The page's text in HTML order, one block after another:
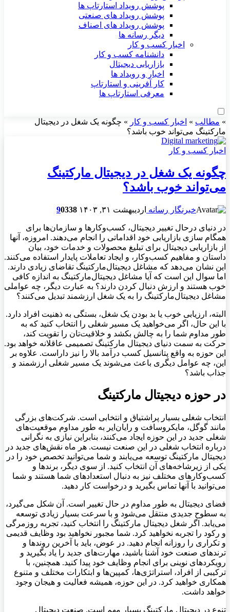
پوشش رویداد استارتاپ ها
پوشش رویداد های صنعتی
پوشش رویداد های اصناف
دیگر رسانه ها
اخبار کسب و کار
دانشنامه کسب و کار
بازاریابی دیجیتال
اخبار و رویداد ها
کار آفرینی و استارتاپ
معرفی استارتاپ ها
» مطالب » اخبار کسب و کار » چگونه یک شغل در دیجیتال
مارکتینگ می‌تواند خوب باشد؟
اخبار کسب و کار
چگونه یک شغل در دیجیتال مارکتینگ
می‌تواند خوب باشد؟
خبرنگار رسانه اردیبهشت ۳۱, ۱۴۰۳ 90338
در دنیای درحال تغییر دیجیتال، کسب‌وکارها و سازمان‌ها برای
همگام سازی بازاریابی خود اقداماتی را انجام می‌دهند. امروزه، آنها
از بازاریابی دیجیتال برای تبلیغ محصولات و خدمات خود، بیان
داستان و مفاهیم کسب‌وکار، و ایجاد تعاملات پایدار استفاده می‌کنند.
این نشان می‌دهد که مشاغل دیجیتال‌مارکتینگ تقاضای زیادی دارند.
اما سوال این است که آیا مشاغل دیجیتال‌مارکتینگ به اندازه کافی
خوب هستند و ارزش دنبال کردن دارند؟ به عبارت دیگر، چه عواملی
مشاغل دیجیتال‌مارکتینگ را به یک شغل ارزشمند تبدیل می‌کنند؟
البته، ارزیابی خوب یا بد بودن یک شغل، بستگی به ذهنیت افراد دارد.
با این حال، اگر می‌خواهید یک مسیر شغلی را انتخاب کنید که به
طور مداوم شما را به چالش بکشد و خلاقیت‌تان را تقویت کند،
حرکت به سمت دنیای دیجیتال مارکتینگ تصمیمی عاقلانه خواهد بود.
این حوزه به واقع پتانسیل کسب درآمد بالا را نیز داراست. علاوه بر
این، چه عوامل دیگری باعث می‌شوند یک مسیر شغلی ارزشمند و
جذاب باشد؟
در حوزه دیجیتال مارکتینگ
انتخاب شغلی بسیار پراشتیاق و انتخابی است. شرکت‌های بزرگی
مانند گوگل، مایکروسافت و رایان‌ایر به طور مداوم موقعیت‌های
شغلی جدید در این حوزه ایجاد می‌کنند، بنابراین نیازی به نگرانی
درباره انتخاب شغلی در این صنعت نیست. هر ماه نقش‌های جدید در
دیجیتال مارکتینگ توسعه می‌یابند و شما می‌توانید تخصص خود را در
یکی از زیرشاخه‌های آن انتخاب کنید. از سوی دیگر، برندها و
کسب‌وکارهای مختلف نیز به دنبال استعدادهای شما هستند و شما
می‌توانید با آنها تماس بگیرید و درخواست کار دهید.
فضای دیجیتال به طور مداوم در حال تغییر است. آن شکل می‌گیرد،
به سطوح جدیدی منتقل می‌شود و با سرعت بسیار زیادی توسعه
می‌یابد. اگر شغل دیجیتال مارکتینگ را انتخاب کنید، تجربه روزمرگی
و رکود را تجربه نخواهید کرد. شما مجبور نخواهید بود وظایف قدیمی
و تکراری را روزانه انجام دهید. در عوض، باید با آخرین روند‌ها و
ترندهای صنعت خود آشنا باشید، مهارت‌های جدید را یاد بگیرید و
رویکرد‌های نوینی برای انجام وظایف خود پیدا کنید. همچنین، با
ترکیبی از افراد، استراتژی‌ها، کمپین‌ها و ابتکارات مختلف و متنوع
همکاری خواهید کرد. در این حوزه، همیشه فعالیت و هیجان وجود
خواهد داشت.
تنوع در دیجیتال مارکتینگ بسیار مهم است. صنعت دیجیتال